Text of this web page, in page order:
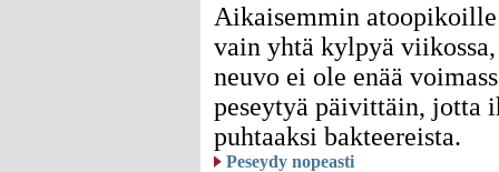
Aikaisemmin
vain yhtä kylpyä
neuvo ei ole enää
peseytyä päivittäin, jotta
puhtaaksi bakteereista.
Peseydy nopeasti